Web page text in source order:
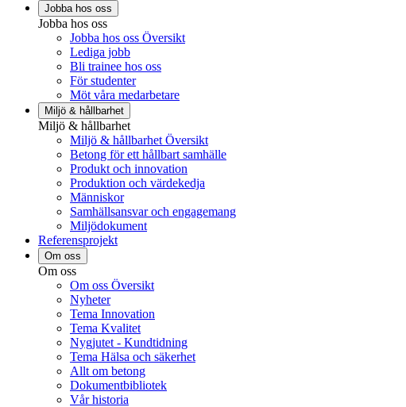
Jobba hos oss
Jobba hos oss
Jobba hos oss Översikt
Lediga jobb
Bli trainee hos oss
För studenter
Möt våra medarbetare
Miljö & hållbarhet
Miljö & hållbarhet
Miljö & hållbarhet Översikt
Betong för ett hållbart samhälle
Produkt och innovation
Produktion och värdekedja
Människor
Samhällsansvar och engagemang
Miljödokument
Referensprojekt
Om oss
Om oss
Om oss Översikt
Nyheter
Tema Innovation
Tema Kvalitet
Nygjutet - Kundtidning
Tema Hälsa och säkerhet
Allt om betong
Dokumentbibliotek
Vår historia